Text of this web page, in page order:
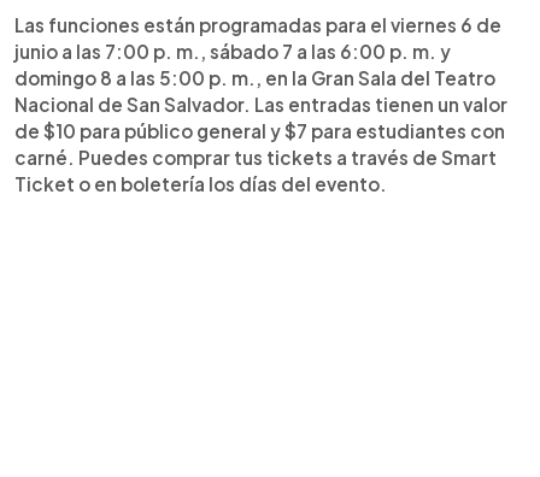
Las funciones están programadas para el viernes 6 de
junio a las 7:00 p. m., sábado 7 a las 6:00 p. m. y
domingo 8 a las 5:00 p. m., en la Gran Sala del Teatro
Nacional de San Salvador. Las entradas tienen un valor
de $10 para público general y $7 para estudiantes con
carné. Puedes comprar tus tickets a través de Smart
Ticket o en boletería los días del evento.